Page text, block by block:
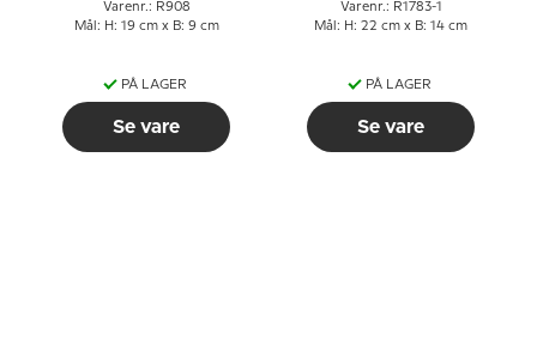
Varenr.: R908
Mål: H: 19 cm x B: 9 cm
PÅ LAGER
Se vare
Varenr.: R1783-1
Mål: H: 22 cm x B: 14 cm
PÅ LAGER
Se vare